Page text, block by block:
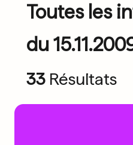
Toutes les
du
33 Résultats